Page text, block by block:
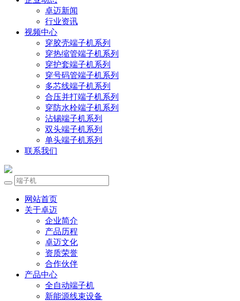
卓迈新闻
行业资讯
视频中心
穿胶壳端子机系列
穿热缩管端子机系列
穿护套端子机系列
穿号码管端子机系列
多芯线端子机系列
合压并打端子机系列
穿防水栓端子机系列
沾锡端子机系列
双头端子机系列
单头端子机系列
联系我们
网站首页
关于卓迈
企业简介
产品历程
卓迈文化
资质荣誉
合作伙伴
产品中心
全自动端子机
新能源线束设备